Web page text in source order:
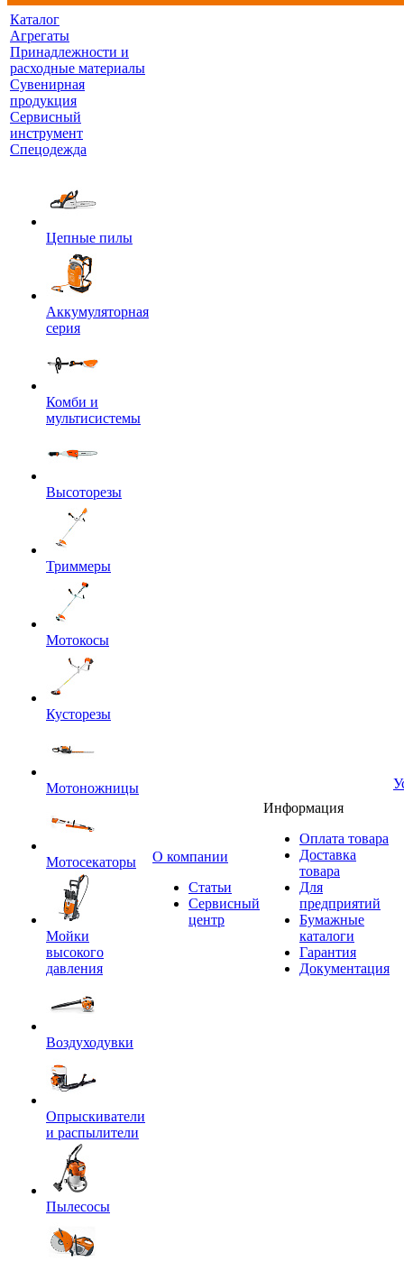
Каталог
Агрегаты
Принадлежности и
расходные материалы
Сувенирная
продукция
Сервисный
инструмент
Спецодежда
Цепные пилы
Аккумуляторная
серия
Комби и
мультисистемы
Высоторезы
Триммеры
Мотокосы
Кусторезы
Мотоножницы
Мотосекаторы
Мойки
высокого
давления
Воздуходувки
Опрыскиватели
и распылители
Пылесосы
O компании
Статьи
Сервисный
центр
Информация
Оплата товара
Доставка
товара
Для
предприятий
Бумажные
каталоги
Гарантия
Документация